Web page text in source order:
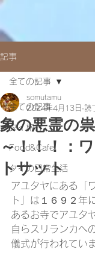
記事
全ての記事
タイ旅行
Food&Cafe
タイの日常生活
全ての記事
象の悪霊の
～！！！：
トサット
somutamu
2024年4月13日 読
アユタヤにある「
ト」は１６９２年
あるお寺でアユタ
自らスリランカへ
儀式が行われてい